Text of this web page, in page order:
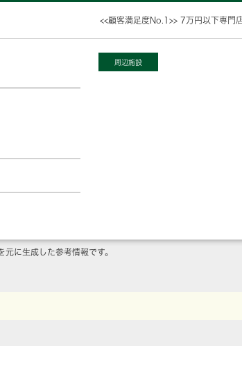
<<顧客満足度No.1>> 7万円以下専門
周辺施設
に生成した参考情報です。